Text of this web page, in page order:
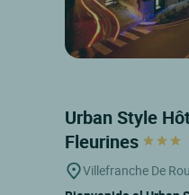
Urban Style
Fleurines
Villefranche De